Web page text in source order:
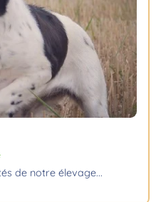
de notre élevage.